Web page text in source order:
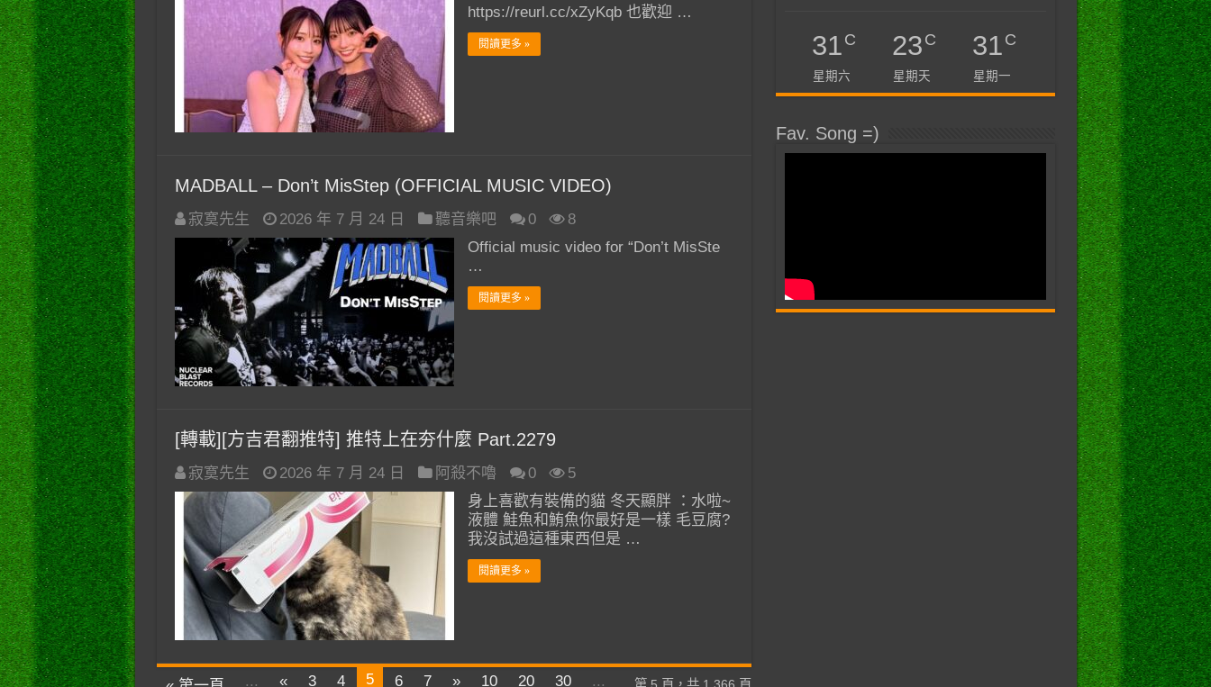
https://reurl.cc/xZyKqb 也歡迎 …
閱讀更多 »
MADBALL – Don’t MisStep (OFFICIAL MUSIC VIDEO)
寂寞先生 2026 年 7 月 24 日 聽音樂吧 0
8
Official music video for “Don’t MisSte
…
閱讀更多 »
[轉載][方吉君翻推特] 推特上在夯什麼 Part.2279
寂寞先生 2026 年 7 月 24 日 阿殺不嚕 0
5
身上喜歡有裝備的貓 冬天顯胖 ：水啦~
液體 鮭魚和鮪魚你最好是一樣 毛豆腐?
我沒試過這種東西但是 …
閱讀更多 »
... « 3 4 5 6 7 » 10 20 30 ...
31C
星期六
23C
星期天
31C
星期一
Fav. Song =)